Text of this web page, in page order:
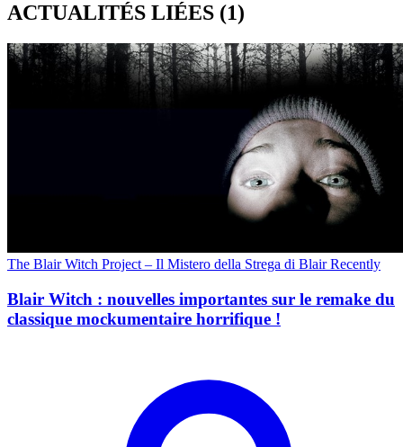
ACTUALITÉS LIÉES (1)
The Blair Witch Project – Il Mistero della Strega di Blair Recently
Blair Witch : nouvelles importantes sur le remake du
classique mockumentaire horrifique !